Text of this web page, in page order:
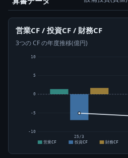
営業CF / 投資CF / 財務CF
3つの CF の年度推移(億円)
-10
-5
0
5
10
25/3
営業CF
投資CF 財務CF